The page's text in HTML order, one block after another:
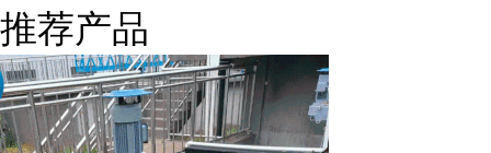
推荐产品